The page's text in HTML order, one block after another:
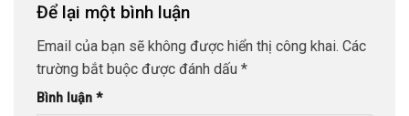
Để lại một bình luận
Email của bạn sẽ không được hiển thị công khai. Các
trường bắt buộc được đánh dấu *
Bình luận *